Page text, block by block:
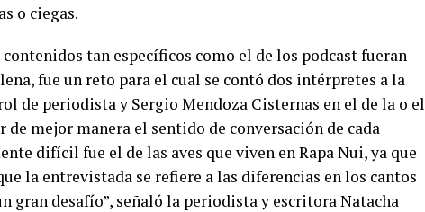
o ciegas.
tan específicos como el de los podcast fueran
fue un reto para el cual se contó dos intérpretes a la
de periodista y Sergio Mendoza Cisternas en el de la o el
mejor manera el sentido de conversación de cada
difícil fue el de las aves que viven en Rapa Nui, ya que
la entrevistada se refiere a las diferencias en los cantos
gran desafío”, señaló la periodista y escritora Natacha